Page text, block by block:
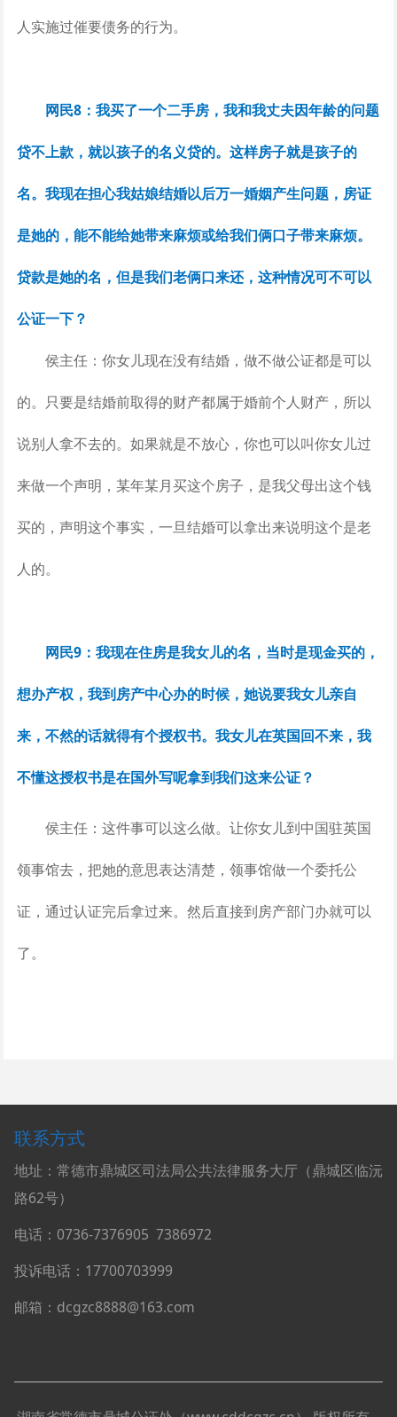
人实施过催要债务的行为。
网民8：我买了一个二手房，我和我丈夫因年龄的问题
贷不上款，就以孩子的名义贷的。这样房子就是孩子的
名。我现在担心我姑娘结婚以后万一婚姻产生问题，房证
是她的，能不能给她带来麻烦或给我们俩口子带来麻烦。
贷款是她的名，但是我们老俩口来还，这种情况可不可以
公证一下？
侯主任：你女儿现在没有结婚，做不做公证都是可以
的。只要是结婚前取得的财产都属于婚前个人财产，所以
说别人拿不去的。如果就是不放心，你也可以叫你女儿过
来做一个声明，某年某月买这个房子，是我父母出这个钱
买的，声明这个事实，一旦结婚可以拿出来说明这个是老
人的。
网民9：我现在住房是我女儿的名，当时是现金买的，
想办产权，我到房产中心办的时候，她说要我女儿亲自
来，不然的话就得有个授权书。我女儿在英国回不来，我
不懂这授权书是在国外写呢拿到我们这来公证？
侯主任：这件事可以这么做。让你女儿到中国驻英国
领事馆去，把她的意思表达清楚，领事馆做一个委托公
证，通过认证完后拿过来。然后直接到房产部门办就可以
了。
联系方式
地址：常德市鼎城区司法局公共法律服务大厅（鼎城区临沅
路62号）
电话：0736-7376905 7386972
投诉电话：17700703999
邮箱：dcgzc8888@163.com